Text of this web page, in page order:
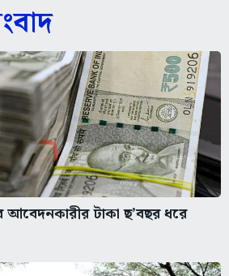
আবেদনকারীর টাকা ছ’বছর ধরে